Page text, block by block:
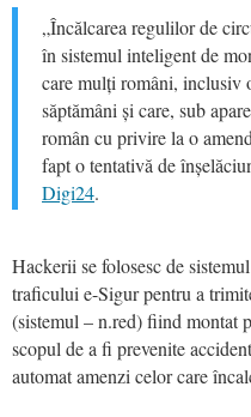
„Încălcarea regulilor de
în sistemul inteligent de
care mulți români, inclusiv
săptămâni și care, sub
român cu privire la o
fapt o tentativă de
Digi24.
Hackerii se folosesc de
traficului e-Sigur pentru a
(sistemul – n.red) fiind montat
scopul de a fi prevenite
automat amenzi celor care